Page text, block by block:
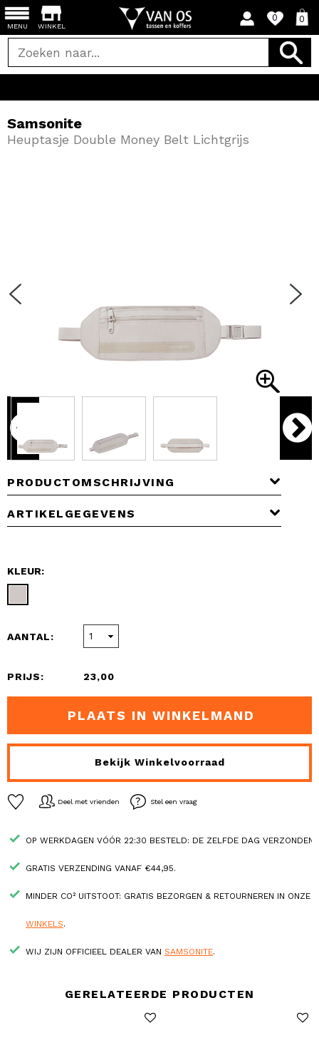
WINKEL
0 0
MENU
PRODUCTOMSCHRIJVING
ARTIKELGEGEVENS
Samsonite
Heuptasje Double Money Belt Lichtgrijs
KLEUR:
AANTAL:
PRIJS: 23,00
PLAATS IN WINKELMAND
Bekijk Winkelvoorraad
Deel met vrienden Stel een vraag
OP WERKDAGEN VÓÓR 22:30 BESTELD: DE ZELFDE DAG VERZONDEN.
GRATIS VERZENDING VANAF €44,95.
MINDER CO² UITSTOOT: GRATIS BEZORGEN & RETOURNEREN IN ONZE
WINKELS.
WIJ ZIJN OFFICIEEL DEALER VAN SAMSONITE.
GERELATEERDE PRODUCTEN